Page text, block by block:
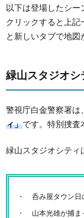
以下は登場したシー
クリックすると上
と新しいタブで地図
緑山スタジオシ
警視庁白金警察署は、
ィ」です。特別捜査
緑山スタジオシティ
呑み屋タウン日
山本光雄が捕